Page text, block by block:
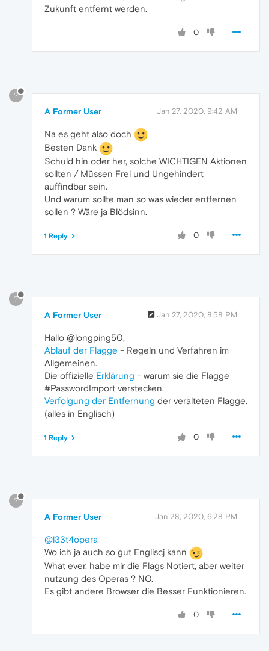
Zukunft entfernt werden.
0
?
A Former User Jan 27, 2020, 9:42 AM
Na es geht also doch
Besten Dank
Schuld hin oder her, solche WICHTIGEN Aktionen
sollten / Müssen Frei und Ungehindert
auffindbar sein.
Und warum sollte man so was wieder entfernen
sollen ? Wäre ja Blödsinn.
0
1 Reply
?
A Former User Jan 27, 2020, 8:58 PM
Hallo @longping50,
Ablauf der Flagge - Regeln und Verfahren im
Allgemeinen.
Die offizielle Erklärung - warum sie die Flagge
#PasswordImport verstecken.
Verfolgung der Entfernung der veralteten Flagge.
(alles in Englisch)
0
1 Reply
?
A Former User Jan 28, 2020, 6:28 PM
@l33t4opera
Wo ich ja auch so gut Engliscj kann
What ever, habe mir die Flags Notiert, aber weiter
nutzung des Operas ? NO.
Es gibt andere Browser die Besser Funktionieren.
0